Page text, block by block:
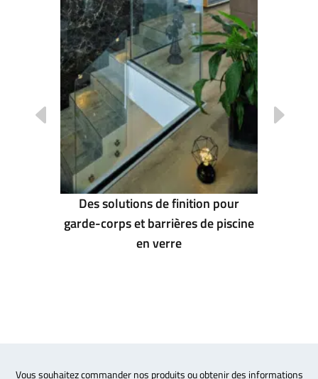
Des solutions de finition pour
garde-corps et barrières de piscine
en verre
Vous souhaitez commander nos produits ou obtenir des informations